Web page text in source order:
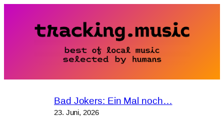
springen
Bad Jokers: Ein Mal noch…
23. Juni, 2026